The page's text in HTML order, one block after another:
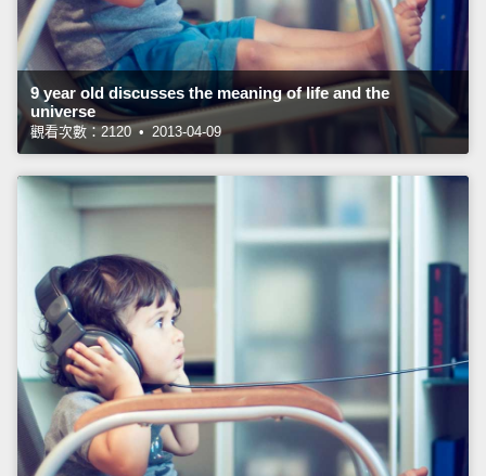
9 year old discusses the meaning of life and the
universe
觀看次數：2120 • 2013-04-09